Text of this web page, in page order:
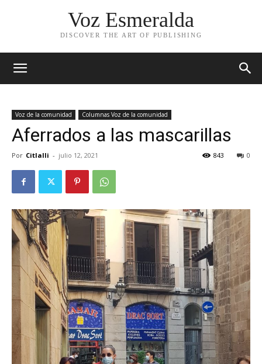
Voz Esmeralda
DISCOVER THE ART OF PUBLISHING
Voz de la comunidad Columnas Voz de la comunidad
Aferrados a las mascarillas
Por Citlalli - julio 12, 2021 0
843